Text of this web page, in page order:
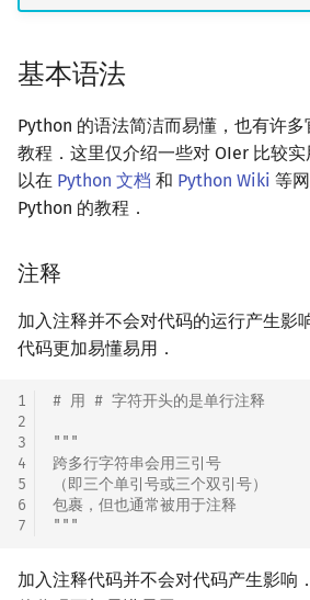
基本语法
Python 的语法简洁而易懂，也有许
教程．这里仅介绍一些对 OIer 比较
以在 Python 文档 和 Python Wiki 等
Python 的教程．
注释
加入注释并不会对代码的运行产生影
代码更加易懂易用．
1
2
3
4
5
6
7
# 用 # 字符开头的是单行注释
"""
跨多行字符串会用三引号
（即三个单引号或三个双引号）
包裹，但也通常被用于注释
"""
加入注释代码并不会对代码产生影响